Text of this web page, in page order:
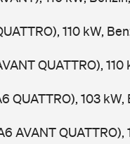
110 kW,
QUATTRO),
QUATTRO), 103
AVANT